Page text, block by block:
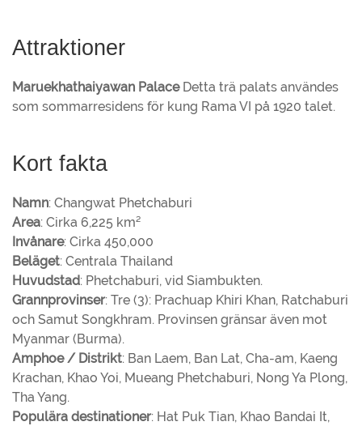
Attraktioner
Maruekhathaiyawan PalaceDetta trä palats användes
som sommarresidens för kung Rama VI på 1920 talet.
Kort fakta
Namn: Changwat Phetchaburi
Area: Cirka 6,225 km²
Invånare: Cirka 450,000
Beläget: Centrala Thailand
Huvudstad: Phetchaburi, vid Siambukten.
Grannprovinser: Tre (3): Prachuap Khiri Khan, Ratchaburi
och Samut Songkhram. Provinsen gränsar även mot
Myanmar (Burma).
Amphoe / Distrikt: Ban Laem, Ban Lat, Cha-am, Kaeng
Krachan, Khao Yoi, Mueang Phetchaburi, Nong Ya Plong,
Tha Yang.
Populära destinationer: Hat Puk Tian, Khao Bandai It,